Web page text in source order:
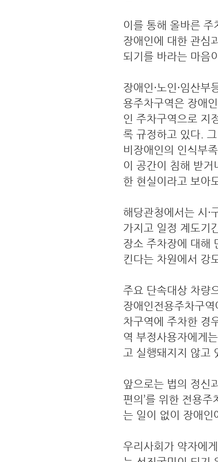
이를 통해 올바른
장애인에 대한 관심
되기를 바라는 마음
장애인·노인·임산
용주차구역은 장애
인 주차구역으로 지
록 규정하고 있다.
비장애인의 인식부
이 공간이 침해 받
한 현실이라고 보아
해당관청에서는 시·
가지고 일정 계도기
장소 주차장에 대해
킨다는 차원에서 강
주요 단속대상 차량
장애인전용주차구
차구역에 주차한 경
역 부정사용자에게
고 실행돼지지 않고
앞으로는 법의 정신
편의’를 위한 전용
는 일이 없이 장애
우리사회가 약자에